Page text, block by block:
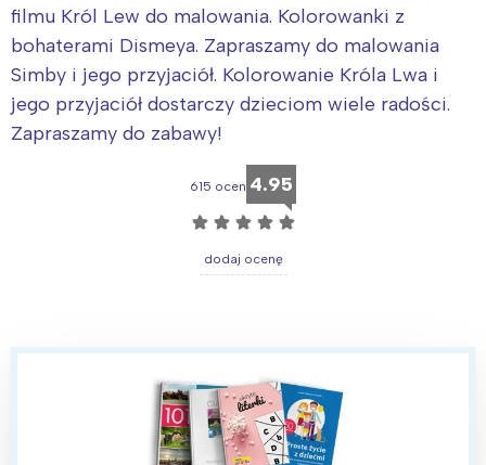
filmu Król Lew do malowania. Kolorowanki z
bohaterami Dismeya. Zapraszamy do malowania
Simby i jego przyjaciół. Kolorowanie Króla Lwa i
jego przyjaciół dostarczy dzieciom wiele radości.
Zapraszamy do zabawy!
615 ocen 4.95
☆ ☆ ☆ ☆ ☆
dodaj ocenę